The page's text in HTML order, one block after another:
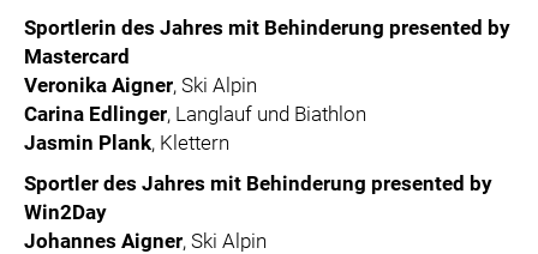
Sportlerin des Jahres mit Behinderung presented by
Mastercard
Veronika Aigner, Ski Alpin
Carina Edlinger, Langlauf und Biathlon
Jasmin Plank, Klettern
Sportler des Jahres mit Behinderung presented by
Win2Day
Johannes Aigner, Ski Alpin